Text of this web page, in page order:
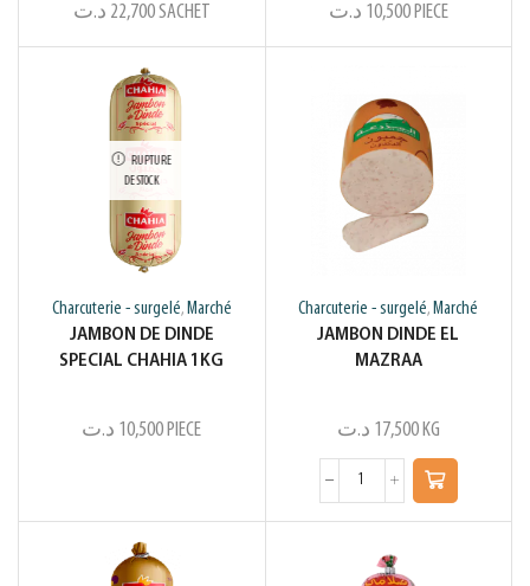
22,700 د.ت SACHET 10,500 د.ت PIECE
RUPTURE
DE STOCK
Charcuterie - surgelé, Marché
JAMBON DE DINDE
SPECIAL CHAHIA 1KG
10,500 د.ت PIECE
Charcuterie - surgelé, Marché
JAMBON DINDE EL
MAZRAA
17,500 د.ت KG